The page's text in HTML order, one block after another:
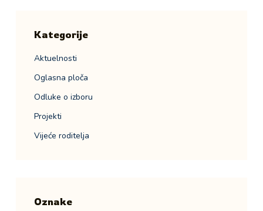
Kategorije
Aktuelnosti
Oglasna ploča
Odluke o izboru
Projekti
Vijeće roditelja
Oznake